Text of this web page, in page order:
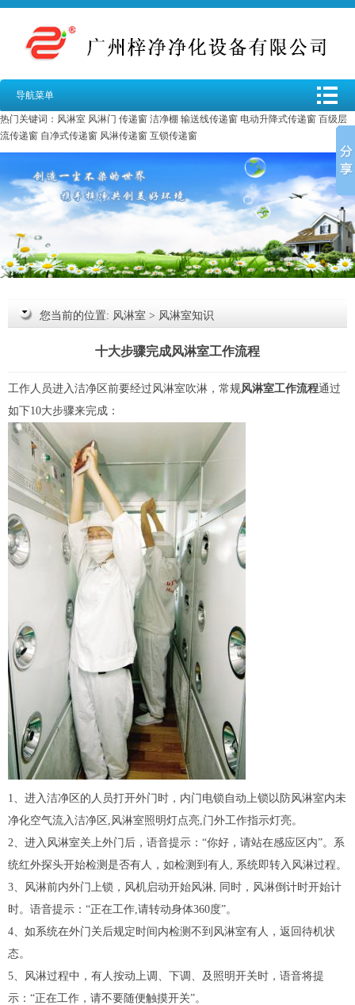
导航菜单
热门关键词： 风淋室 风淋门 传递窗 洁净棚 输送线传递窗 电动升降式传递窗 百级层
流传递窗 自净式传递窗 风淋传递窗 互锁传递窗
您当前的位置: 风淋室 > 风淋室知识
十大步骤完成风淋室工作流程
工作人员进入洁净区前要经过 风淋室吹淋，常规风淋室工作流程通过
如下10大步骤来完成：
1、进入洁净区的人员打开外门时，内门电锁自动上锁以防风淋室内未
净化空气流入洁净区,风淋室照明灯点亮,门外工作指示灯亮。
2、进入风淋室关上外门后，语音提示：“你好，请站在感应区内”。系
统红外探头开始检测是否有人，如检测到有人, 系统即转入风淋过程。
3、风淋前内外门上锁，风机启动开始风淋, 同时，风淋倒计时开始计
时。语音提示：“正在工作,请转动身体360度”。
4、如系统在外门关后规定时间内检测不到风淋室有人，返回待机状
态。
5、风淋过程中，有人按动上调、下调、及照明开关时，语音将提
示：“正在工作，请不要随便触摸开关”。